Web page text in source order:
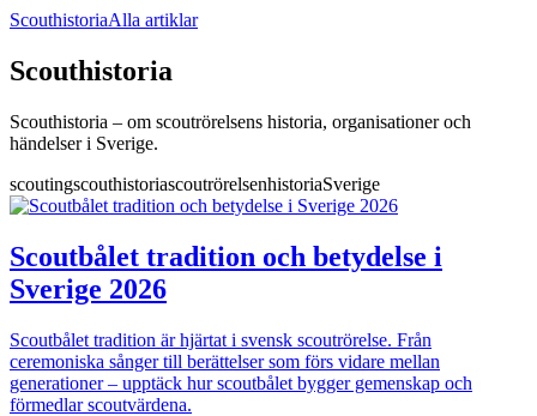
ScouthistoriaAlla artiklar
Scouthistoria
Scouthistoria – om scoutrörelsens historia, organisationer och
händelser i Sverige.
scoutingscouthistoriascoutrörelsenhistoriaSverige
Scoutbålet tradition och betydelse i
Sverige 2026
Scoutbålet tradition är hjärtat i svensk scoutrörelse. Från
ceremoniska sånger till berättelser som förs vidare mellan
generationer – upptäck hur scoutbålet bygger gemenskap och
förmedlar scoutvärdena.